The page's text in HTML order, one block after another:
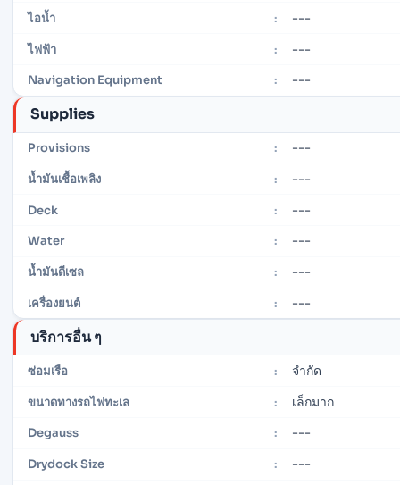
ไอน้ำ : ---
ไฟฟ้า : ---
Navigation Equipment : ---
Supplies
Provisions : ---
น้ำมันเชื้อเพลิง : ---
Deck : ---
Water : ---
น้ำมันดีเซล : ---
เครื่องยนต์ : ---
บริการอื่น ๆ
ซ่อมเรือ : จำกัด
ขนาดทางรถไฟทะเล : เล็กมาก
Degauss : ---
Drydock Size : ---